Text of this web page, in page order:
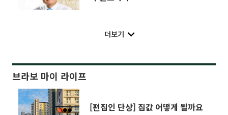
더보기
브라보 마이 라이프
[편집인 단상] 집값 어떻게 될까요